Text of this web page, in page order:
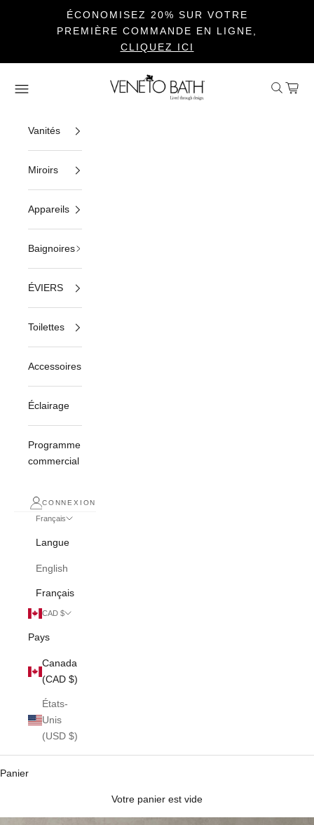
ÉCONOMISEZ 20% SUR VOTRE
PREMIÈRE COMMANDE EN LIGNE,
CLIQUEZ ICI
Veneto Bath
Ouvrir la navigation Ouvrir la
Voir
Vanités
Miroirs
Appareils
Baignoires
ÉVIERS
Toilettes
Accessoires
Éclairage
Programme
commercial
CONNEXION
CAD $
Pays
Canada
(CAD $)
États-
Unis
(USD $)
Français
Langue
English
Français
Panier
Votre panier est vide